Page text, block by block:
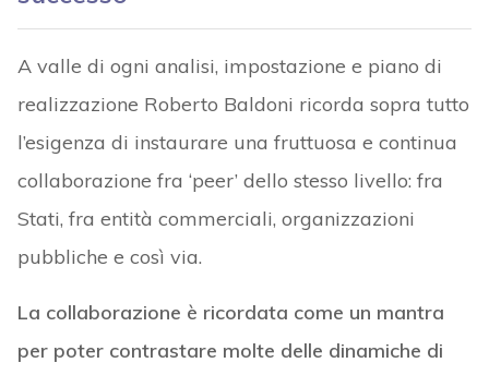
A valle di ogni analisi, impostazione e piano di
realizzazione Roberto Baldoni ricorda sopra tutto
l’esigenza di instaurare una fruttuosa e continua
collaborazione fra ‘peer’ dello stesso livello: fra
Stati, fra entità commerciali, organizzazioni
pubbliche e così via.
La collaborazione è ricordata come un mantra
per poter contrastare molte delle dinamiche di